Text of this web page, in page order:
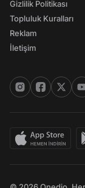
Gizlilik Politikası
Topluluk Kuralları
Reklam
İletişim